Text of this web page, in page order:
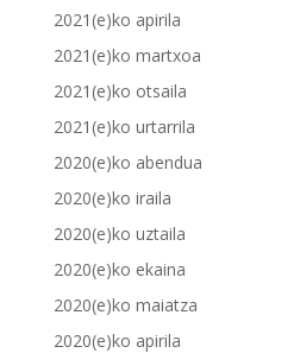
2021(e)ko apirila
2021(e)ko martxoa
2021(e)ko otsaila
2021(e)ko urtarrila
2020(e)ko abendua
2020(e)ko iraila
2020(e)ko uztaila
2020(e)ko ekaina
2020(e)ko maiatza
2020(e)ko apirila